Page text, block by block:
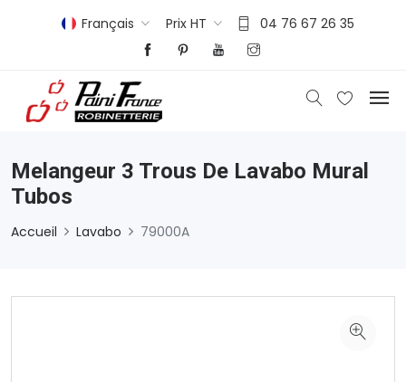
Français Prix HT 04 76 67 26 35
Melangeur 3 Trous De Lavabo Mural
Tubos
Accueil Lavabo 79000A